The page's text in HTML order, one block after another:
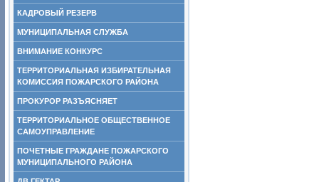
КАДРОВЫЙ РЕЗЕРВ
МУНИЦИПАЛЬНАЯ СЛУЖБА
ВНИМАНИЕ КОНКУРС
ТЕРРИТОРИАЛЬНАЯ ИЗБИРАТЕЛЬНАЯ
КОМИССИЯ ПОЖАРСКОГО РАЙОНА
ПРОКУРОР РАЗЪЯСНЯЕТ
ТЕРРИТОРИАЛЬНОЕ ОБЩЕСТВЕННОЕ
САМОУПРАВЛЕНИЕ
ПОЧЕТНЫЕ ГРАЖДАНЕ ПОЖАРСКОГО
МУНИЦИПАЛЬНОГО РАЙОНА